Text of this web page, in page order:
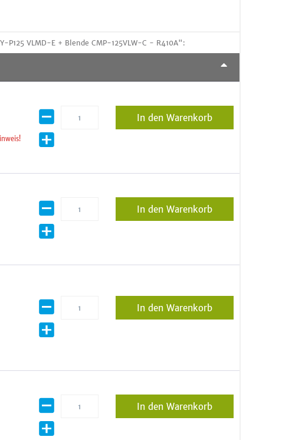
VLMD-E + Blende CMP-125VLW-C - R410A":
In den Warenkorb
In den Warenkorb
In den Warenkorb
In den Warenkorb